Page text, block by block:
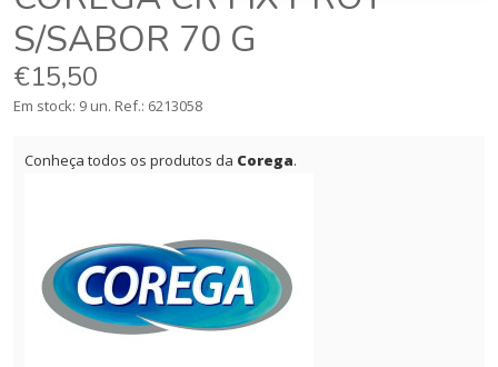
S/SABOR 70 G
€15,50
Em stock: 9 un. Ref.: 6213058
Conheça todos os produtos da Corega.